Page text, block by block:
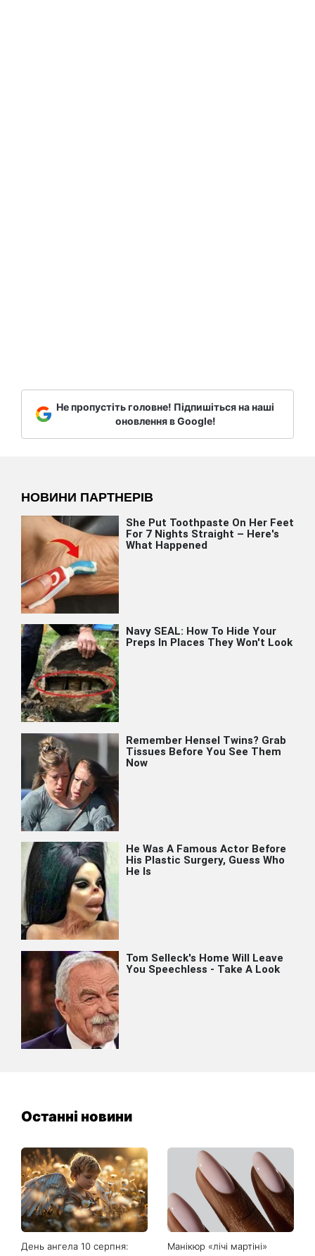
Не пропустіть головне! Підпишіться на наші
оновлення в Google!
Останні новини
День ангела 10 серпня:
Манікюр «лічі мартіні»